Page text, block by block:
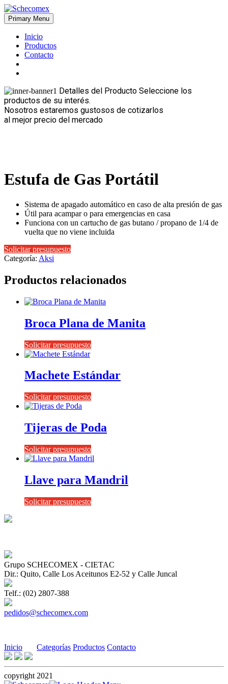
Skip
to
content
Schecomex
Herramientas, materiales y acabados para la construcción
Primary Menu
Inicio
Productos
Contacto
Detalles del Producto Seleccione los
productos de su interés.
Nosotros estaremos gustosos de cotizarlos
al mejor precio del mercado
Estufa de Gas Portátil
Sistema de apagado automático en caso de alta presión de gas
Útil para acampar o para emergencias en casa
Funciona con un cartucho de gas butano / propano de 1/4 de
vuelta que no viene incluida
Solicitar presupuesto
Categoría: Aksi
Productos relacionados
Broca Plana de Manita
Solicitar presupuesto
Machete Estándar
Solicitar presupuesto
Tijeras de Poda
Solicitar presupuesto
Llave para Mandril
Solicitar presupuesto
Grupo SCHECOMEX - CIETAC
Dir.: Quito, Calle Los Aceitunos E2-52 y Calle Juncal
Telf.: (02) 2807-388
pedidos@schecomex.com
Inicio Categorías Productos Contacto
copyright 2021